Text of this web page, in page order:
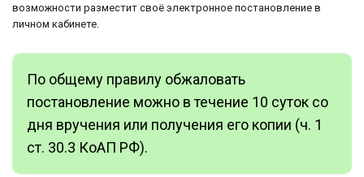
возможности разместит своё электронное постановление в
личном кабинете.
По общему правилу обжаловать
постановление можно в течение 10 суток со
дня вручения или получения его копии (ч. 1
ст. 30.3 КоАП РФ).